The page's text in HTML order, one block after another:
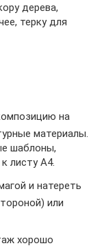
дерева,
терку для
на
материалы.
шаблоны,
листу А4.
и натереть
или
хорошо